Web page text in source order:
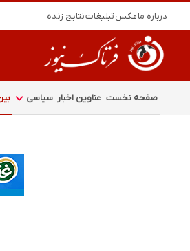
درباره ماعکستبلیغاتنتایج زنده
صفحه نخست عناوین اخبار سیاسی